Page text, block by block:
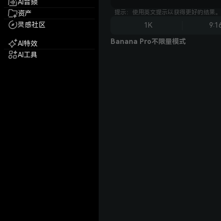
AI音频
资产
灵感社区
AI特效
AI工具
提示：使用英文提示以获得更好的结果。
1K
Banana Pro不限量模式